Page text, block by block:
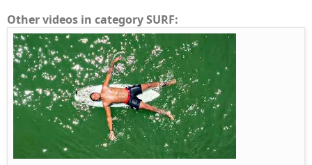
Other videos in category SURF: